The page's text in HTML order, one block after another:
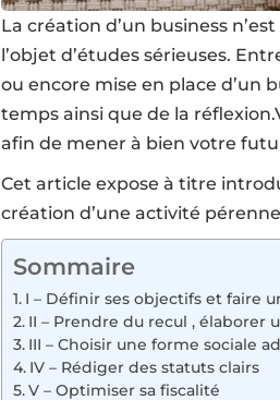
La création d’un business
l’objet d’études sérieuses.
ou encore mise en place d’un
temps ainsi que de la
afin de mener à bien votre
Cet article expose à titre
création d’une activité
Sommaire
I – Définir ses objectifs et faire
II – Prendre du recul , élaborer
III – Choisir une forme sociale
IV – Rédiger des statuts clairs
V – Optimiser sa fiscalité